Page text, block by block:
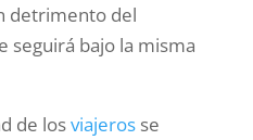
detrimento del
seguirá bajo la misma
de losviajerosse